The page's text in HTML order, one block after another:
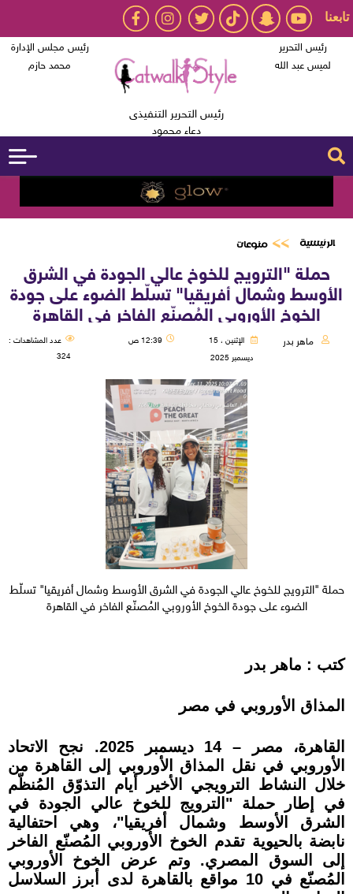
تابعنا
رئيس التحرير
لميس عبد الله
رئيس التحرير التنفيذى
دعاء محمود
رئيس مجلس الإدارة
محمد حازم
الرئيسية منوعات
حملة "الترويج للخوخ عالي الجودة في الشرق
الأوسط وشمال أفريقيا" تسلّط الضوء على جودة
الخوخ الأوروبي المُصنّع الفاخر في القاهرة
ماهر بدر
الإثنين ، 15
ديسمبر 2025
12:39 ص
عدد المشاهدات :
324
حملة "الترويج للخوخ عالي الجودة في الشرق الأوسط وشمال أفريقيا" تسلّط
الضوء على جودة الخوخ الأوروبي المُصنّع الفاخر في القاهرة
كتب : ماهر بدر
المذاق الأوروبي في مصر
القاهرة، مصر – 14 ديسمبر 2025. نجح الاتحاد
الأوروبي في نقل المذاق الأوروبي إلى القاهرة من
خلال النشاط الترويجي الأخير أيام التذوّق المُنظّم
في إطار حملة "الترويج للخوخ عالي الجودة في
الشرق الأوسط وشمال أفريقيا"، وهي احتفالية
نابضة بالحيوية تقدم الخوخ الأوروبي المُصنّع الفاخر
إلى السوق المصري. وتم عرض الخوخ الأوروبي
المُصنّع في 10 مواقع بالقاهرة لدى أبرز السلاسل